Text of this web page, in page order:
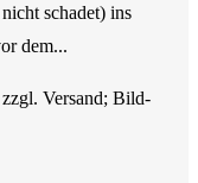
schadet) ins
dem...
Versand; Bild-